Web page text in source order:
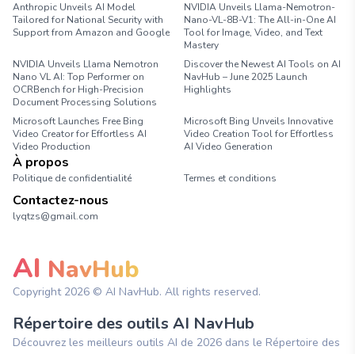
Anthropic Unveils AI Model
Tailored for National Security with
Support from Amazon and Google
NVIDIA Unveils Llama-Nemotron-
Nano-VL-8B-V1: The All-in-One AI
Tool for Image, Video, and Text
Mastery
NVIDIA Unveils Llama Nemotron
Nano VL AI: Top Performer on
OCRBench for High-Precision
Document Processing Solutions
Discover the Newest AI Tools on AI
NavHub – June 2025 Launch
Highlights
Microsoft Launches Free Bing
Video Creator for Effortless AI
Video Production
Microsoft Bing Unveils Innovative
Video Creation Tool for Effortless
AI Video Generation
À propos
Politique de confidentialité Termes et conditions
Contactez-nous
lyqtzs@gmail.com
AI NavHub
Copyright 2026 © AI NavHub. All rights reserved.
Répertoire des outils AI NavHub
Découvrez les meilleurs outils AI de 2026 dans le Répertoire des